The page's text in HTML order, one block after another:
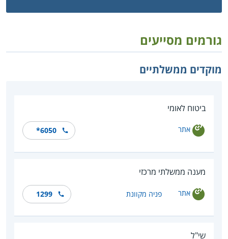
גורמים מסייעים
מוקדים ממשלתיים
ביטוח לאומי
אתר *6050
מענה ממשלתי מרכזי
אתר פניה מקוונת 1299
שי"ל